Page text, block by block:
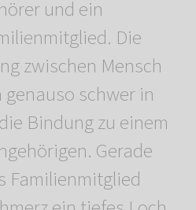
und ein
Die
zwischen Mensch
schwer in
Bindung zu einem
Gerade
Familienmitglied